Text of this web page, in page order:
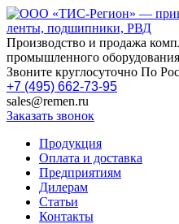
Производство и продажа
промышленного оборудования
Звоните круглосуточно По
+7 (495) 662-73-95
sales@remen.ru
Заказать звонок
Продукция
Оплата и доставка
Предприятиям
Дилерам
Статьи
Контакты